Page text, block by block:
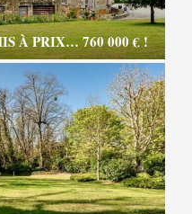
À PRIX… 760 000 € !